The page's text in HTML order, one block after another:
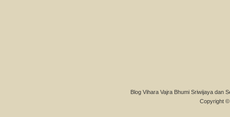
Blog Vihara Vajra Bhumi Sriwijaya dan
Copyright ©